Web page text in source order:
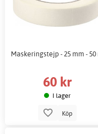
Maskeringstejp - 25 mm - 50
60 kr
I lager
Köp